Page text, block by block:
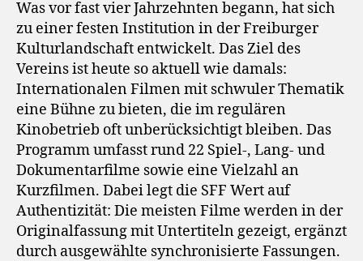
Was vor fast vier Jahrzehnten begann, hat sich
zu einer festen Institution in der Freiburger
Kulturlandschaft entwickelt. Das Ziel des
Vereins ist heute so aktuell wie damals:
Internationalen Filmen mit schwuler Thematik
eine Bühne zu bieten, die im regulären
Kinobetrieb oft unberücksichtigt bleiben. Das
Programm umfasst rund 22 Spiel-, Lang- und
Dokumentarfilme sowie eine Vielzahl an
Kurzfilmen. Dabei legt die SFF Wert auf
Authentizität: Die meisten Filme werden in der
Originalfassung mit Untertiteln gezeigt, ergänzt
durch ausgewählte synchronisierte Fassungen.